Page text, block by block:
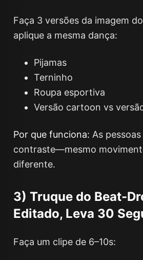
Faça 3 versões da imagem
aplique a mesma dança:
Pijamas
Terninho
Roupa esportiva
Versão cartoon vs
Por que funciona: As
contraste—mesmo
diferente.
3) Truque do Beat-
Editado, Leva 30
Faça um clipe de 6–10s: